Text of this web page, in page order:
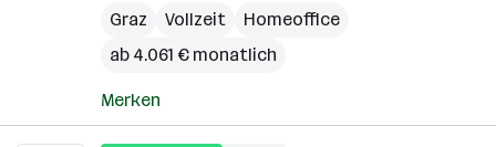
Graz
Vollzeit
Homeoffice
ab 4.061 € monatlich
Merken